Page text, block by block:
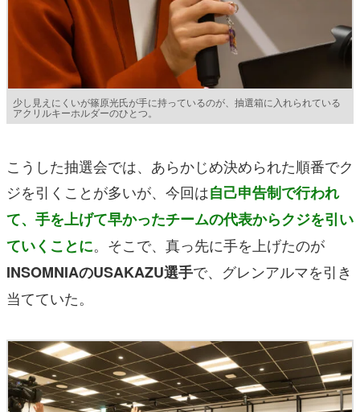
少し見えにくいが篠原光氏が手に持っているのが、抽選箱に入れられている
アクリルキーホルダーのひとつ。
こうした抽選会では、あらかじめ決められた順番でク
ジを引くことが多いが、今回は自己申告制で行われ
て、手を上げて早かったチームの代表からクジを引い
ていくことに。そこで、真っ先に手を上げたのが
INSOMNIAのUSAKAZU選手で、グレンアルマを引き
当てていた。